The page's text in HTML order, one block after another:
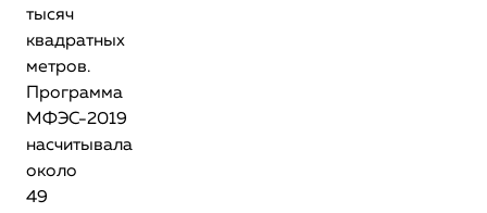
тысяч
квадратных
метров.
Программа
МФЭС-2019
насчитывала
около
49